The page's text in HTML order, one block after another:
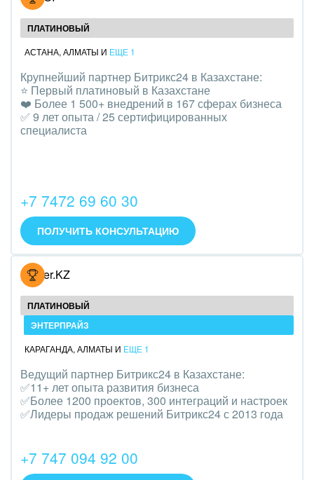
Внедрение онлайн-офиса / Интранета
СМИ, издательства, справочники
Страхование
Строительство, ремонт и благоустройство
Транспорт, Авиация, автобизнес
Трудоустройство
PR, маркетинг, реклама,
АПК и пищевая промышленность
Выставки, семинары, конференции
Горнодобывающая отрасль
Досуг, туризм и отдых
Изготовление памятников и мемориальных
комплексов
Инвестиционный бизнес
IT, Интернет
ПЛАТИНОВЫЙ
АСТАНА, АЛМАТЫ И ЕЩЕ 1
Крупнейший партнер Битрикс24 в Казахстане:
⭐️ Первый платиновый в Казахстане
❤️ Более 1 500+ внедрений в 167 сферах бизнеса
✅ 9 лет опыта / 25 сертифицированных
специалиста
+7 7472 69 60 30
ПОЛУЧИТЬ КОНСУЛЬТАЦИЮ
Hoster.KZ
ПЛАТИНОВЫЙ
ЭНТЕРПРАЙЗ
КАРАГАНДА, АЛМАТЫ И ЕЩЕ 1
Ведущий партнер Битрикс24 в Казахстане:
✅11+ лет опыта развития бизнеса
✅Более 1200 проектов, 300 интеграций и настроек
✅Лидеры продаж решений Битрикс24 с 2013 года
+7 747 094 92 00